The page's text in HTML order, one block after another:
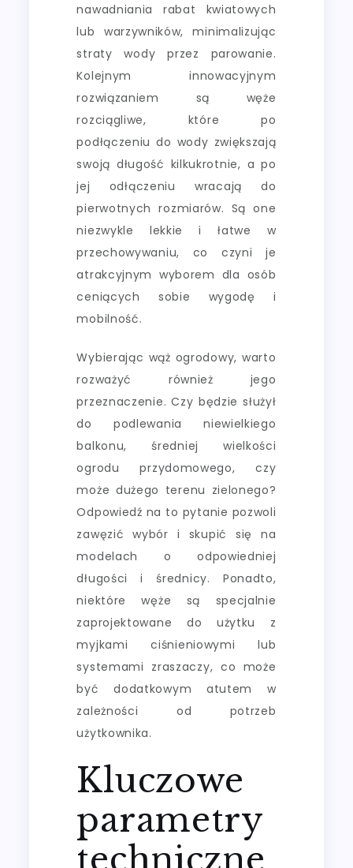
nawadniania rabat kwiatowych
lub warzywników, minimalizując
straty wody przez parowanie.
Kolejnym innowacyjnym
rozwiązaniem są węże
rozciągliwe, które po
podłączeniu do wody zwiększają
swoją długość kilkukrotnie, a po
jej odłączeniu wracają do
pierwotnych rozmiarów. Są one
niezwykle lekkie i łatwe w
przechowywaniu, co czyni je
atrakcyjnym wyborem dla osób
ceniących sobie wygodę i
mobilność.
Wybierając wąż ogrodowy, warto
rozważyć również jego
przeznaczenie. Czy będzie służył
do podlewania niewielkiego
balkonu, średniej wielkości
ogrodu przydomowego, czy
może dużego terenu zielonego?
Odpowiedź na to pytanie pozwoli
zawęzić wybór i skupić się na
modelach o odpowiedniej
długości i średnicy. Ponadto,
niektóre węże są specjalnie
zaprojektowane do użytku z
myjkami ciśnieniowymi lub
systemami zraszaczy, co może
być dodatkowym atutem w
zależności od potrzeb
użytkownika.
Kluczowe
parametry
techniczne